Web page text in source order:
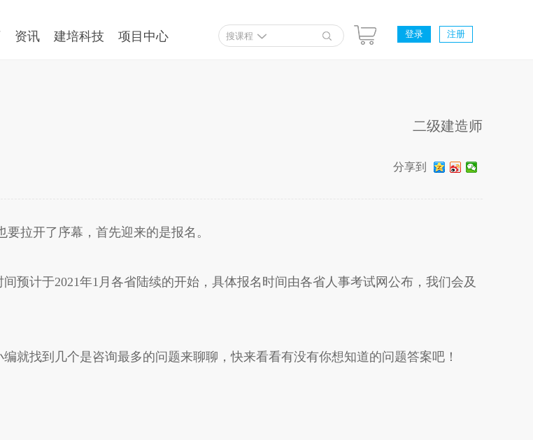
资讯 建培科技 项目中心 搜课程 登录 注册
二级建造师
分享到
拉开了序幕，首先迎来的是报名。
计于2021年1月各省陆续的开始，具体报名时间由各省人事考试网公布，我们会及
找到几个是咨询最多的问题来聊聊，快来看看有没有你想知道的问题答案吧！